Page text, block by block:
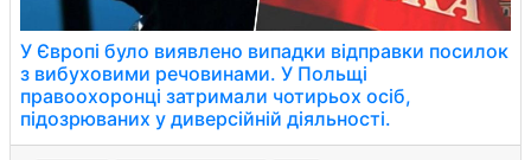
У Європі було виявлено випадки відправки посилок
з вибуховими речовинами. У Польщі
правоохоронці затримали чотирьох осіб,
підозрюваних у диверсійній діяльності.